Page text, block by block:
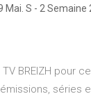
S - 2 Semaine
BREIZH pour
séries